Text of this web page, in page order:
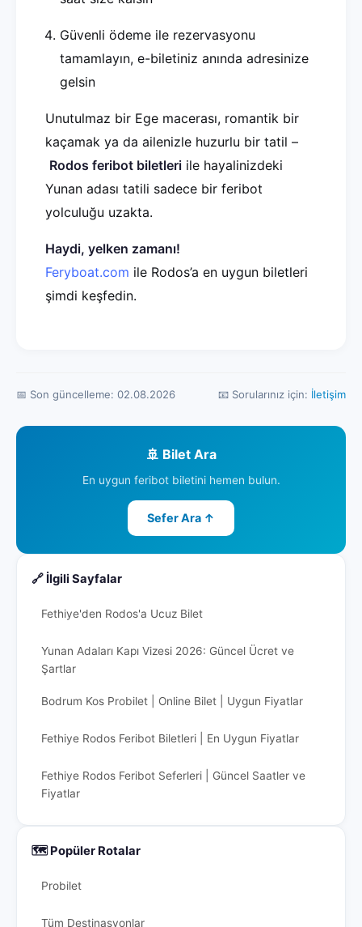
Güvenli ödeme ile rezervasyonu
tamamlayın, e-biletiniz anında adresinize
gelsin
Unutulmaz bir Ege macerası, romantik bir
kaçamak ya da ailenizle huzurlu bir tatil –
Rodos feribot biletleri ile hayalinizdeki
Yunan adası tatili sadece bir feribot
yolculuğu uzakta.
Haydi, yelken zamanı!
Feryboat.com ile Rodos’a en uygun biletleri
şimdi keşfedin.
📅 Son güncelleme: 02.08.2026 📧 Sorularınız için: İletişim
🚢 Bilet Ara
En uygun feribot biletini hemen bulun.
Sefer Ara ↑
🔗 İlgili Sayfalar
Fethiye'den Rodos'a Ucuz Bilet
Yunan Adaları Kapı Vizesi 2026: Güncel Ücret ve
Şartlar
Bodrum Kos Probilet | Online Bilet | Uygun Fiyatlar
Fethiye Rodos Feribot Biletleri | En Uygun Fiyatlar
Fethiye Rodos Feribot Seferleri | Güncel Saatler ve
Fiyatlar
🗺️ Popüler Rotalar
Probilet
Tüm Destinasyonlar